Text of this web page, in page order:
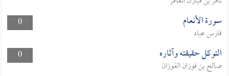
0
سورة الأنعام
فارس عباد
0
التوكل حقيقته وآثاره
صالح بن فوزان الفوزان